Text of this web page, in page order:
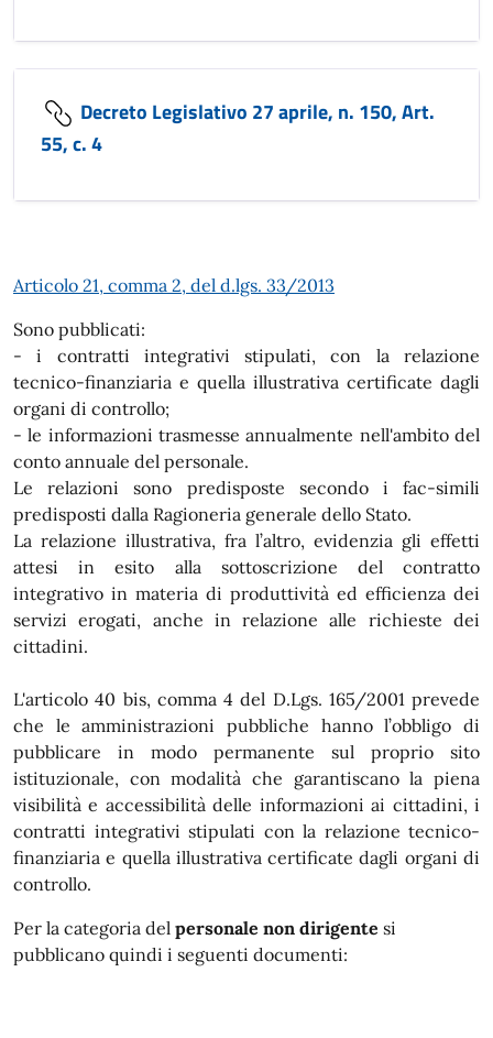
Decreto Legislativo 27 aprile, n. 150, Art.
55, c. 4
Articolo 21, comma 2, del d.lgs. 33/2013
Sono pubblicati:
- i contratti integrativi stipulati, con la relazione
tecnico-finanziaria e quella illustrativa certificate dagli
organi di controllo;
- le informazioni trasmesse annualmente nell'ambito del
conto annuale del personale.
Le relazioni sono predisposte secondo i fac-simili
predisposti dalla Ragioneria generale dello Stato.
La relazione illustrativa, fra l’altro, evidenzia gli effetti
attesi in esito alla sottoscrizione del contratto
integrativo in materia di produttività ed efficienza dei
servizi erogati, anche in relazione alle richieste dei
cittadini.
L'articolo 40 bis, comma 4 del D.Lgs. 165/2001 prevede
che le amministrazioni pubbliche hanno l’obbligo di
pubblicare in modo permanente sul proprio sito
istituzionale, con modalità che garantiscano la piena
visibilità e accessibilità delle informazioni ai cittadini, i
contratti integrativi stipulati con la relazione tecnico-
finanziaria e quella illustrativa certificate dagli organi di
controllo.
Per la categoria del personale non dirigente si
pubblicano quindi i seguenti documenti: